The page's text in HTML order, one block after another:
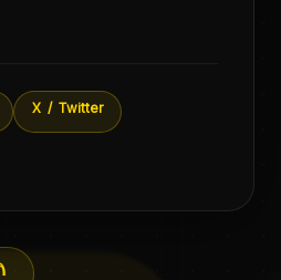
X / Twitter